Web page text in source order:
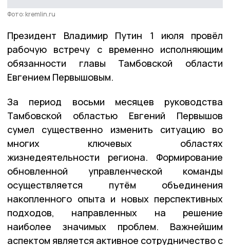
Фото: kremlin.ru
Президент Владимир Путин 1 июля провёл
рабочую встречу с временно исполняющим
обязанности главы Тамбовской области
Евгением Первышовым.
За период восьми месяцев руководства
Тамбовской областью Евгений Первышов
сумел существенно изменить ситуацию во
многих ключевых областях
жизнедеятельности региона. Формирование
обновленной управленческой команды
осуществляется путём объединения
накопленного опыта и новых перспективных
подходов, направленных на решение
наиболее значимых проблем. Важнейшим
аспектом является активное сотрудничество с